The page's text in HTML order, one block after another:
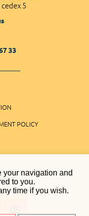
your navigation and
to you.
time if you wish.
cedex 5
33
POLICY